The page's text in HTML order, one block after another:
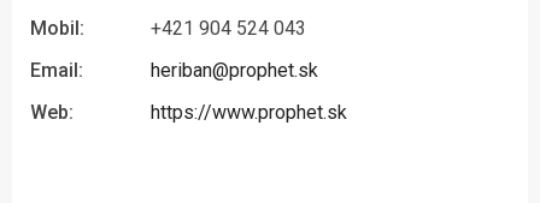
Mobil:
+421 904 524 043
Email:
heriban@prophet.sk
Web:
https://www.prophet.sk